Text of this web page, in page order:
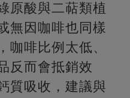
原酸與二萜類植
無因咖啡也同樣
咖啡比例太低、
反而會抵銷效
質吸收，建議與